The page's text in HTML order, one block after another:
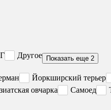
Другое Показать еще 2
Йоркширский терьер
овчарка Самоед